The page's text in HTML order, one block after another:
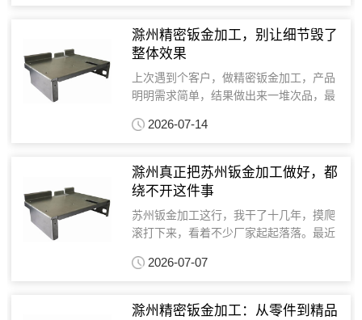
脚，我看着图纸和...
滁州精密钣金加工，别让细节毁了
整体效果
上次遇到个客户，做精密钣金加工，产品
明明需求简单，结果做出来一堆次品，最
儿让我琢磨了很久，精密钣金加工，看似
的技术要求高。苏州钣...
2026-07-14
滁州真正把苏州钣金加工做好，都
绕不开这件事
苏州钣金加工这行，我干了十几年，摸爬
滚打下来，看着不少厂家起起落落。最近
好、人手足就能吃饭的玩法，现在根本行
害，不是有厂家跟我说...
2026-07-07
滁州精密钣金加工：从零件到精品